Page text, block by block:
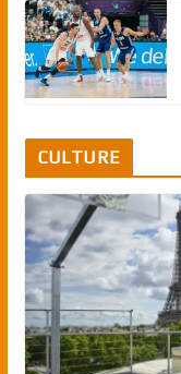
CULTURE